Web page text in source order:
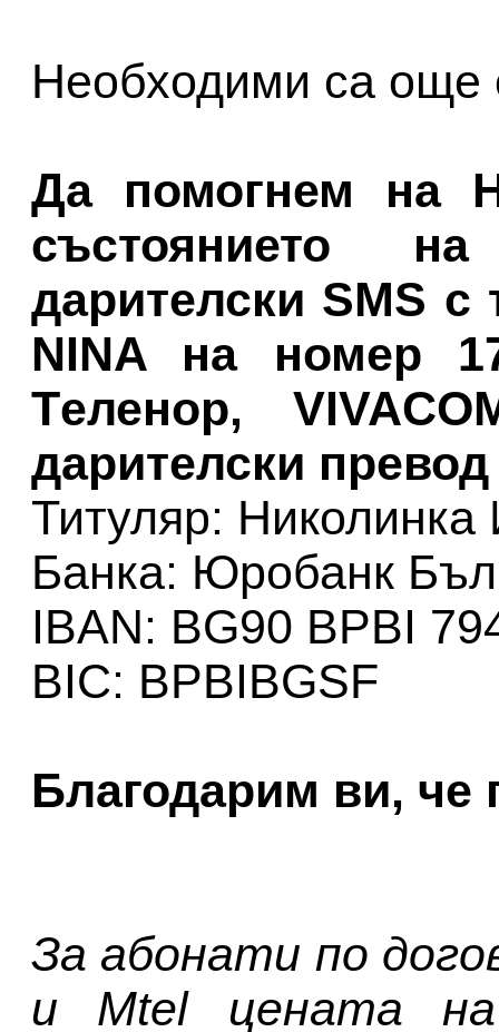
Необходими са още
Да помогнем на
състоянието
дарителски SMS с
NINA на номер
Tеленор,
дарителски
Титуляр:
Банка: Юробанк
IBAN: BG90 BPBI
BIC: BPBIBGSF
Благодарим ви, че
За абонати по
и Mtel цената